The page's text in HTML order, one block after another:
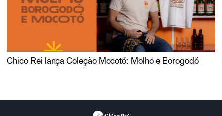
Chico Rei lança Coleção Mocotó: Molho e Borogodó